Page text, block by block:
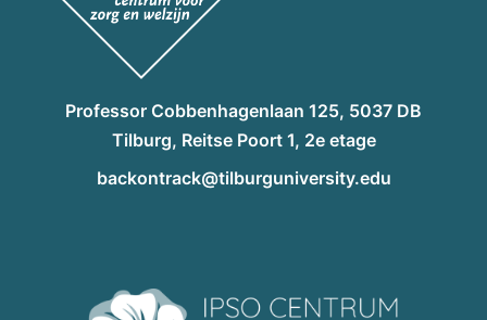
Professor Cobbenhagenlaan 125, 5037 DB
Tilburg, Reitse Poort 1, 2e etage
backontrack@tilburguniversity.edu